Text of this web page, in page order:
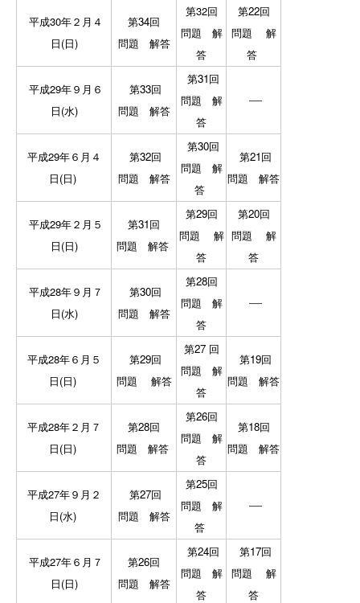
平成30年２ 月４
日(日)
第34回
問題
解答
第32回
問題
解
答
第22回
問題
解
答
平成29年９月６
日(水)
第33回
問題
解答
第31回
問題
解
答
―
平成29年６ 月４
日(日)
第32回
問題
解答
第30回
問題
解
答
第21回
問題
解答
平成29年２月５
日(日)
第31回
問題
解答
第29回
問題
解
答
第20回
問題
解
答
平成28年９月７
日(水)
第30回
問題
解答
第28回
問題
解
答
―
平成28年６月５
日(日)
第29回
問題
解答
第27 回
問題
解
答
第19回
問題
解答
平成28年２月７
日(日)
第28回
問題
解答
第26回
問題
解
答
第18回
問題
解答
平成27年９月２
日(水)
第27回
問題
解答
第25回
問題
解
答
―
平成27年６月７
日(日)
第26回
問題
解答
第24回
問題
解
答
第17回
問題
解
答